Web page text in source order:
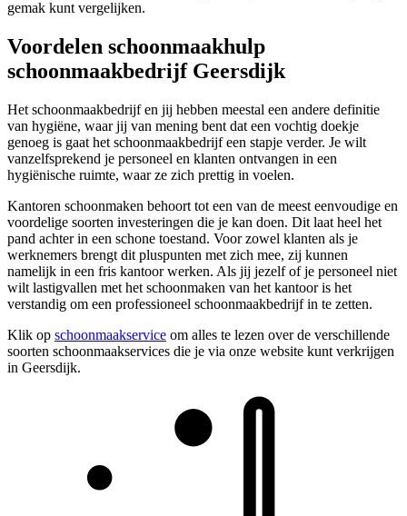
gemak kunt vergelijken.
Voordelen schoonmaakhulp
schoonmaakbedrijf Geersdijk
Het schoonmaakbedrijf en jij hebben meestal een andere definitie
van hygiëne, waar jij van mening bent dat een vochtig doekje
genoeg is gaat het schoonmaakbedrijf een stapje verder. Je wilt
vanzelfsprekend je personeel en klanten ontvangen in een
hygiënische ruimte, waar ze zich prettig in voelen.
Kantoren schoonmaken behoort tot een van de meest eenvoudige en
voordelige soorten investeringen die je kan doen. Dit laat heel het
pand achter in een schone toestand. Voor zowel klanten als je
werknemers brengt dit pluspunten met zich mee, zij kunnen
namelijk in een fris kantoor werken. Als jij jezelf of je personeel niet
wilt lastigvallen met het schoonmaken van het kantoor is het
verstandig om een professioneel schoonmaakbedrijf in te zetten.
Klik op schoonmaakservice om alles te lezen over de verschillende
soorten schoonmaakservices die je via onze website kunt verkrijgen
in Geersdijk.